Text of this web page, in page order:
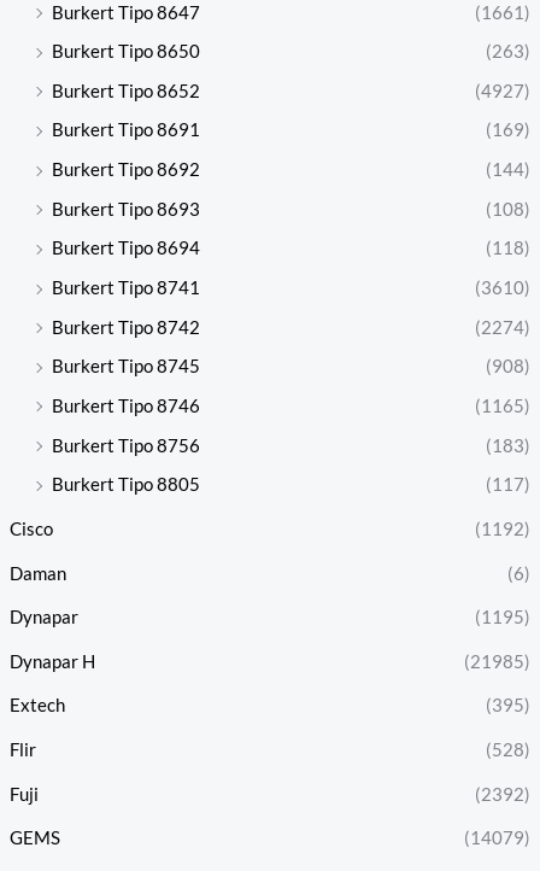
Burkert Tipo 8647
(1661)
Burkert Tipo 8650
(263)
Burkert Tipo 8652
(4927)
Burkert Tipo 8691
(169)
Burkert Tipo 8692
(144)
Burkert Tipo 8693
(108)
Burkert Tipo 8694
(118)
Burkert Tipo 8741
(3610)
Burkert Tipo 8742
(2274)
Burkert Tipo 8745
(908)
Burkert Tipo 8746
(1165)
Burkert Tipo 8756
(183)
Burkert Tipo 8805
(117)
Cisco (1192)
Daman (6)
Dynapar (1195)
Dynapar H (21985)
Extech (395)
Flir (528)
Fuji (2392)
GEMS (14079)